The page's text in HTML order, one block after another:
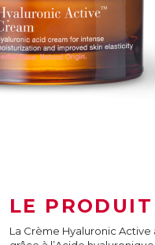
LE PRODUIT
La Crème Hyaluronic